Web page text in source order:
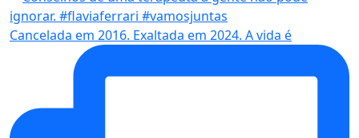
Cancelada em 2016. Exaltada em 2024. A vida é